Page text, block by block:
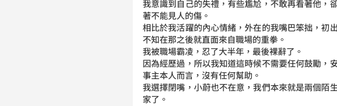
我意識到自己的失禮，有些尷尬，不敢再看著他，
著不能見人的傷。
相比於我活躍的內心情緒，外在的我嘴巴笨拙，初
不知在那之後就直面來自職場的重拳。
我被職場霸凌，忍了大半年，最後裸辭了。
因為經歷過，所以我知道這時候不需要任何鼓勵，
事主本人而言，沒有任何幫助。
我選擇閉嘴，小蔚也不在意，我們本來就是兩個陌
家了。